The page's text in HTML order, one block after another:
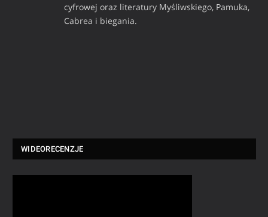
cyfrowej oraz literatury Myśliwskiego, Pamuka,
Cabrea i biegania.
WIDEORECENZJE